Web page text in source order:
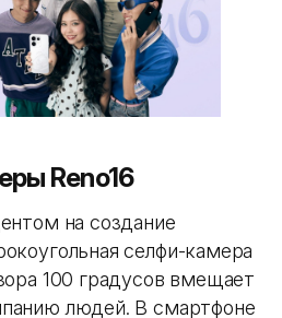
Reno16
на создание
селфи-камера
100 градусов вмещает
людей. В смартфоне